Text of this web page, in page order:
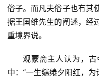
俗子。而凡夫俗子也有其
据王国维先生的阐述，经
重境界说。
观蒙斋主人认为，
中：“一生缱绻夕阳红，